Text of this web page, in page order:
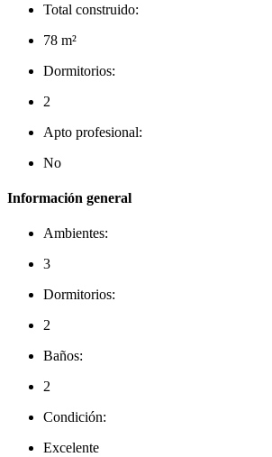
Total construido:
78 m²
Dormitorios:
2
Apto profesional:
No
Información general
Ambientes:
3
Dormitorios:
2
Baños:
2
Condición:
Excelente